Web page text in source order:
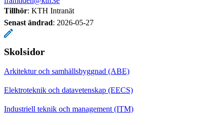
Tillhör: KTH Intranät
Senast ändrad: 2026-05-27
Skolsidor
Arkitektur och samhällsbyggnad (ABE)
Elektroteknik och datavetenskap (EECS)
Industriell teknik och management (ITM)